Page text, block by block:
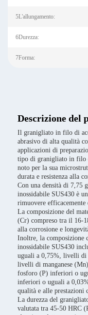
5L'allungamento:
6Durezza:
7Forma:
Descrizione del
Il granigliato in filo di
abrasivo di alta qualità
applicazioni di
tipo di granigliato in filo
noto per la sua
durata e resistenza alla
Con una densità di
inossidabile SUS430 è
rimuovere
La composizione del
(Cr) compreso tra il 16-
alla corrosione e
Inoltre, la composizione
inossidabile SUS430
uguali a 0,75%, livelli
livelli di manganese
fosforo (P) inferiori o
inferiori o uguali a
qualità e alle
La durezza del
valutata tra 45-50 HRC